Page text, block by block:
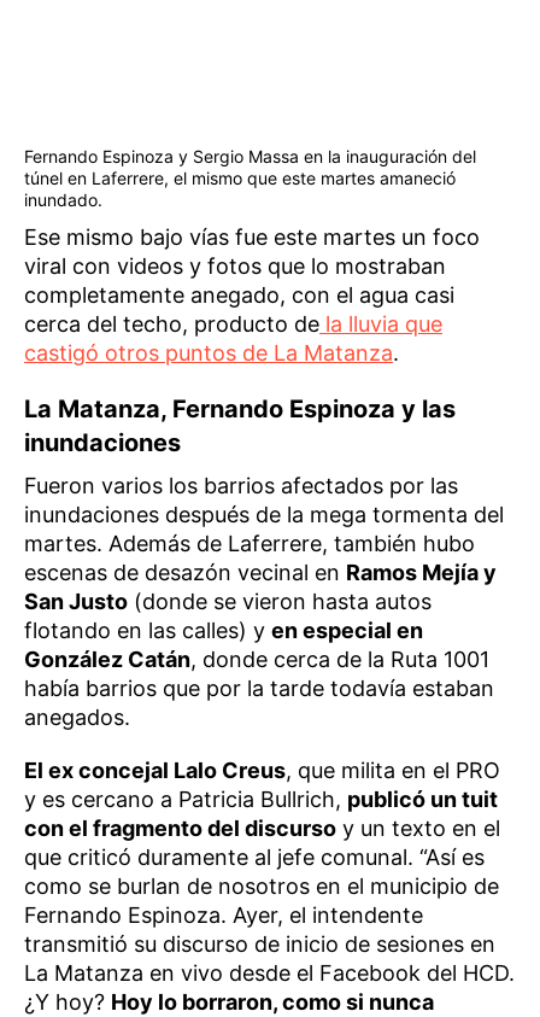
Fernando Espinoza y Sergio Massa en la inauguración del
túnel en Laferrere, el mismo que este martes amaneció
inundado.
Ese mismo bajo vías fue este martes un foco
viral con videos y fotos que lo mostraban
completamente anegado, con el agua casi
cerca del techo, producto de la lluvia que
castigó otros puntos de La Matanza.
La Matanza, Fernando Espinoza y las
inundaciones
Fueron varios los barrios afectados por las
inundaciones después de la mega tormenta del
martes. Además de Laferrere, también hubo
escenas de desazón vecinal en Ramos Mejía y
San Justo (donde se vieron hasta autos
flotando en las calles) y en especial en
González Catán, donde cerca de la Ruta 1001
había barrios que por la tarde todavía estaban
anegados.
El ex concejal Lalo Creus, que milita en el PRO
y es cercano a Patricia Bullrich, publicó un tuit
con el fragmento del discurso y un texto en el
que criticó duramente al jefe comunal. “Así es
como se burlan de nosotros en el municipio de
Fernando Espinoza. Ayer, el intendente
transmitió su discurso de inicio de sesiones en
La Matanza en vivo desde el Facebook del HCD.
¿Y hoy? Hoy lo borraron, como si nunca